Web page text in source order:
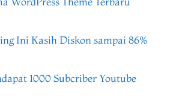
Ini Kasih Diskon sampai 86%
1000 Subcriber Youtube